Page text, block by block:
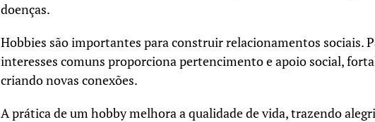
doenças.
Hobbies são importantes para construir relacionamentos sociais.
interesses comuns proporciona pertencimento e apoio social,
criando novas conexões.
A prática de um hobby melhora a qualidade de vida, trazendo